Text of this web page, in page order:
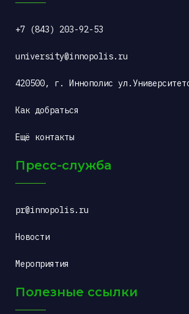
+7 (843) 203-92-53
university@innopolis.ru
420500, г. Иннополис
Как добраться
Ещё контакты
Пресс-служба
pr@innopolis.ru
Новости
Мероприятия
Полезные ссылки